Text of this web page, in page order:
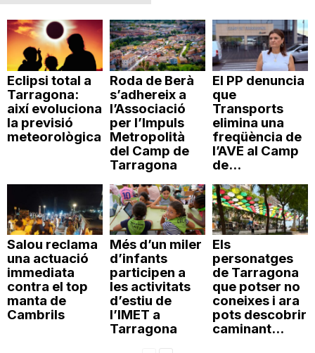
Eclipsi total a
Tarragona:
així evoluciona
la previsió
meteorològica
Roda de Berà
s’adhereix a
l’Associació
per l’Impuls
Metropolità
del Camp de
Tarragona
El PP denuncia
que
Transports
elimina una
freqüència de
l’AVE al Camp
de...
Salou reclama
una actuació
immediata
contra el top
manta de
Cambrils
Més d’un miler
d’infants
participen a
les activitats
d’estiu de
l’IMET a
Tarragona
Els
personatges
de Tarragona
que potser no
coneixes i ara
pots descobrir
caminant...